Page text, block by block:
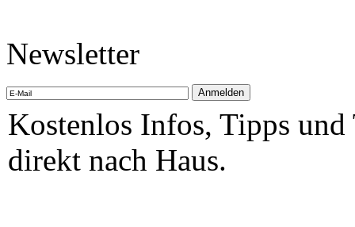
Newsletter
Kostenlos Infos, Tipps
direkt nach Haus.